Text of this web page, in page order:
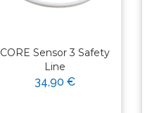
CORE Sensor 3 Safety
Line
34,90 €